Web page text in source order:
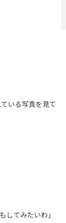
いる写真を見て
してみたいわ」